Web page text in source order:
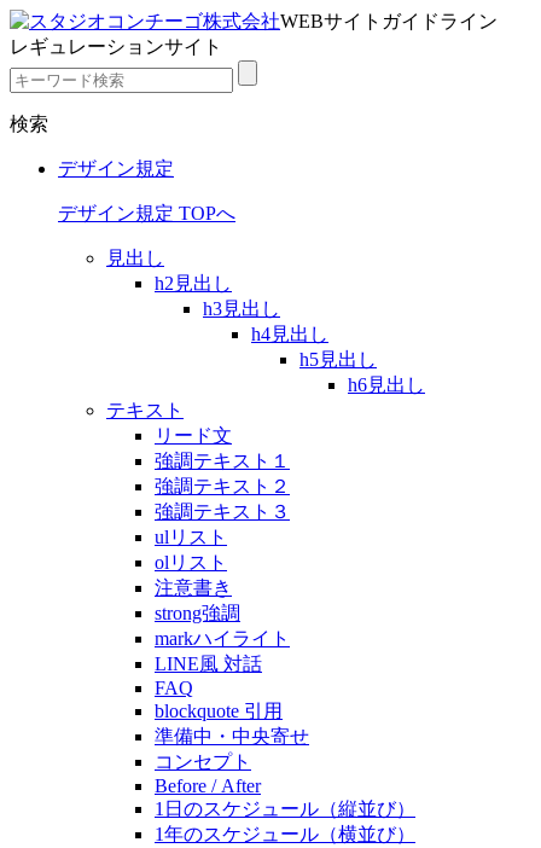
WEBサイトガイドライン
レギュレーションサイト
検索
デザイン規定
デザイン規定 TOPへ
見出し
h2見出し
h3見出し
h4見出し
h5見出し
h6見出し
テキスト
リード文
強調テキスト１
強調テキスト２
強調テキスト３
ulリスト
olリスト
注意書き
strong強調
markハイライト
LINE風 対話
FAQ
blockquote 引用
準備中・中央寄せ
コンセプト
Before / After
1日のスケジュール（縦並び）
1年のスケジュール（横並び）